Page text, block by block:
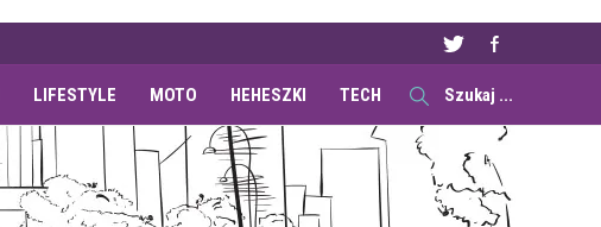
LIFESTYLE MOTO HEHESZKI TECH